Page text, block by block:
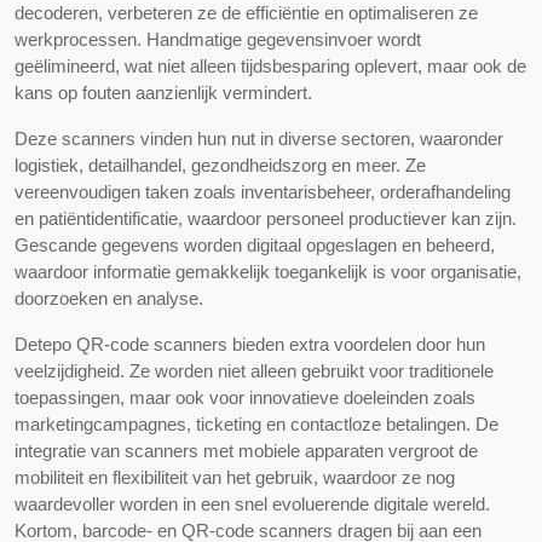
decoderen, verbeteren ze de efficiëntie en optimaliseren ze
werkprocessen. Handmatige gegevensinvoer wordt
geëlimineerd, wat niet alleen tijdsbesparing oplevert, maar ook de
kans op fouten aanzienlijk vermindert.
Deze scanners vinden hun nut in diverse sectoren, waaronder
logistiek, detailhandel, gezondheidszorg en meer. Ze
vereenvoudigen taken zoals inventarisbeheer, orderafhandeling
en patiëntidentificatie, waardoor personeel productiever kan zijn.
Gescande gegevens worden digitaal opgeslagen en beheerd,
waardoor informatie gemakkelijk toegankelijk is voor organisatie,
doorzoeken en analyse.
Detepo QR-code scanners bieden extra voordelen door hun
veelzijdigheid. Ze worden niet alleen gebruikt voor traditionele
toepassingen, maar ook voor innovatieve doeleinden zoals
marketingcampagnes, ticketing en contactloze betalingen. De
integratie van scanners met mobiele apparaten vergroot de
mobiliteit en flexibiliteit van het gebruik, waardoor ze nog
waardevoller worden in een snel evoluerende digitale wereld.
Kortom, barcode- en QR-code scanners dragen bij aan een